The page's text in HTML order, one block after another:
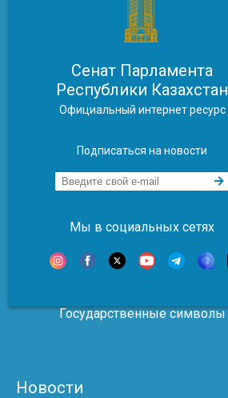
Сенат Парламента
Республики Казахстан
Официальный интернет ресурс
Подписаться на новости
Мы в социальных сетях
Государственные символы
Новости